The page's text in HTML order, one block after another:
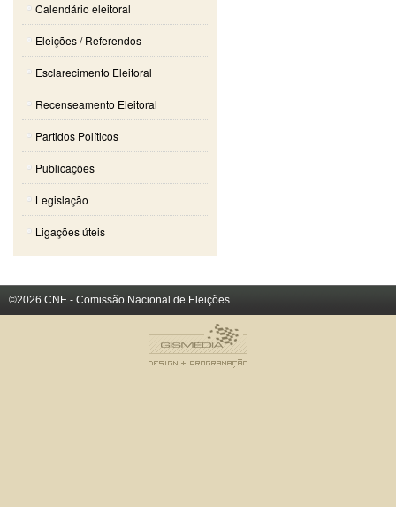
Calendário eleitoral
Eleições / Referendos
Esclarecimento Eleitoral
Recenseamento Eleitoral
Partidos Políticos
Publicações
Legislação
Ligações úteis
©2026 CNE - Comissão Nacional de Eleições